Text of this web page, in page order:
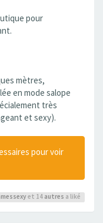
pour
mètres,
en mode salope
très
et sexy).
pour voir
et 14 autres a liké